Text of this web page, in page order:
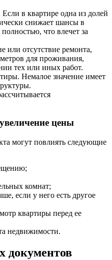
в квартире одна из долей
снижает шансы в
что влечет за
или отсутствие ремонта,
для проживания,
тех или иных работ.
Немалое значение имеет
цены
могут повлиять следующие
комнат;
если у него есть другое
квартиры перед ее
недвижимости.
документов